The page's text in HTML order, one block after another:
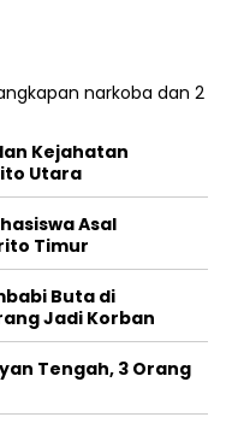
Kejahatan
Utara
Asal
Timur
Buta di
Jadi Korban
Tengah, 3 Orang